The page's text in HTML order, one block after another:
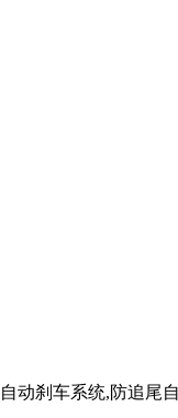
动刹车系统,防追尾